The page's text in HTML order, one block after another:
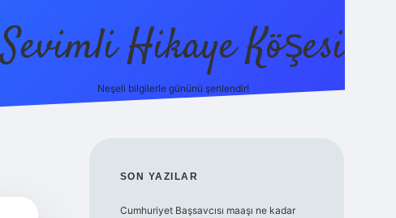
Sevimli Hikaye Köşesi
Neşeli bilgilerle gününü şenlendir!
SIDEBAR
SON YAZILAR
Cumhuriyet Başsavcısı maaşı ne kadar